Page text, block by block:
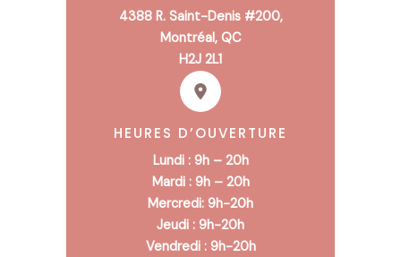
4388 R. Saint-Denis #200,
Montréal, QC
H2J 2L1
HEURES D’OUVERTURE
Lundi : 9h – 20h
Mardi : 9h – 20h
Mercredi: 9h-20h
Jeudi : 9h-20h
Vendredi : 9h-20h